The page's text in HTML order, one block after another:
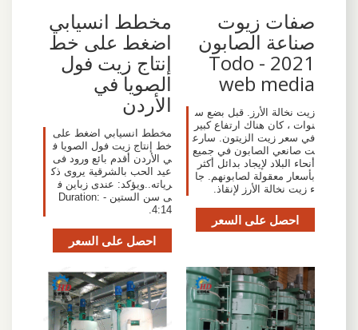
صفات زيوت
صناعة الصابون
2021 - Todo
web media
زيت نخالة الأرز. قبل بضع س
نوات ، كان هناك ارتفاع كبير
في سعر زيت الزيتون. سارع
ت صانعي الصابون في جميع
أنحاء البلاد لإيجاد بدائل أكثر
بأسعار معقولة لصابونهم. جا
ء زيت نخالة الأرز لإنقاذ.
احصل على السعر
مخطط انسيابي
اضغط على خط
إنتاج زيت فول
الصويا في
الأردن
مخطط انسيابي اضغط على
خط إنتاج زيت فول الصويا ف
ي الأردن أقدم بائع ورود فى
عيد الحب بالشرقية يروى ذك
رياته..ويؤكد: عندى زباين ف
ى سن الستين - Duration:
4:14.
احصل على السعر